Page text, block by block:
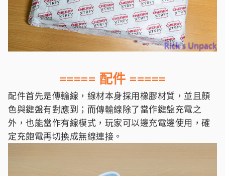
===== 配件 =====
配件首先是傳輸線，線材本身採用橡膠材質，並且顏
色與鍵盤有對應到；而傳輸線除了當作鍵盤充電之
外，也能當作有線模式，玩家可以邊充電邊使用，確
定充飽電再切換成無線連接。